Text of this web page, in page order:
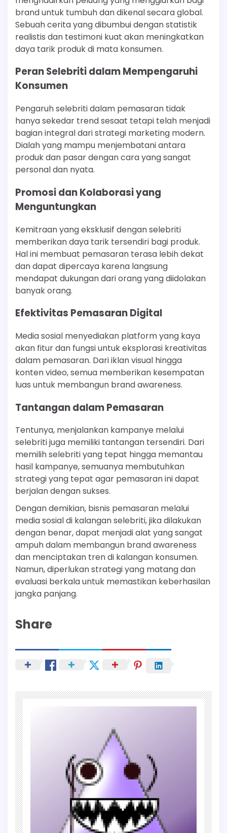
brand untuk tumbuh dan dikenal secara global.
Sebuah cerita yang dibumbui dengan statistik
realistis dan testimoni kuat akan meningkatkan
daya tarik produk di mata konsumen.
Peran Selebriti dalam Mempengaruhi
Konsumen
Pengaruh selebriti dalam pemasaran tidak
hanya sekedar trend sesaat tetapi telah menjadi
bagian integral dari strategi marketing modern.
Dialah yang mampu menjembatani antara
produk dan pasar dengan cara yang sangat
personal dan nyata.
Promosi dan Kolaborasi yang
Menguntungkan
Kemitraan yang eksklusif dengan selebriti
memberikan daya tarik tersendiri bagi produk.
Hal ini membuat pemasaran terasa lebih dekat
dan dapat dipercaya karena langsung
mendapat dukungan dari orang yang diidolakan
banyak orang.
Efektivitas Pemasaran Digital
Media sosial menyediakan platform yang kaya
akan fitur dan fungsi untuk eksplorasi kreativitas
dalam pemasaran. Dari iklan visual hingga
konten video, semua memberikan kesempatan
luas untuk membangun brand awareness.
Tantangan dalam Pemasaran
Tentunya, menjalankan kampanye melalui
selebriti juga memiliki tantangan tersendiri. Dari
memilih selebriti yang tepat hingga memantau
hasil kampanye, semuanya membutuhkan
strategi yang tepat agar pemasaran ini dapat
berjalan dengan sukses.
Dengan demikian, bisnis pemasaran melalui
media sosial di kalangan selebriti, jika dilakukan
dengan benar, dapat menjadi alat yang sangat
ampuh dalam membangun brand awareness
dan menciptakan tren di kalangan konsumen.
Namun, diperlukan strategi yang matang dan
evaluasi berkala untuk memastikan keberhasilan
jangka panjang.
Share